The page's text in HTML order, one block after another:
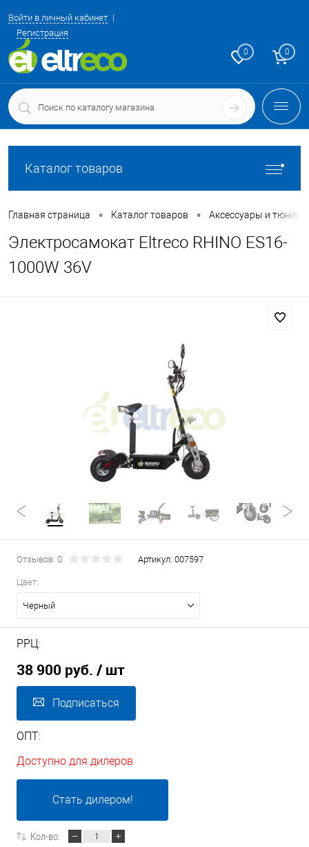
Войти в личный кабинет
Регистрация
0 0
Каталог товаров
Главная страница • Каталог товаров • Аксессуары и тюнинг
Электросамокат Eltreco RHINO ES16-
1000W 36V
Отзывов: 0 Артикул: 007597
Цвет:
Черный
РРЦ:
38 900 руб. / шт
Подписаться
ОПТ:
Доступно для дилеров
Стать дилером!
Кол-во: